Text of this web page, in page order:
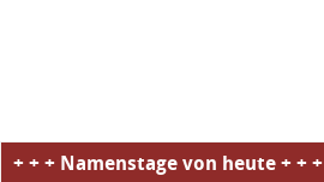
+ + + Namenstage von heute + + +